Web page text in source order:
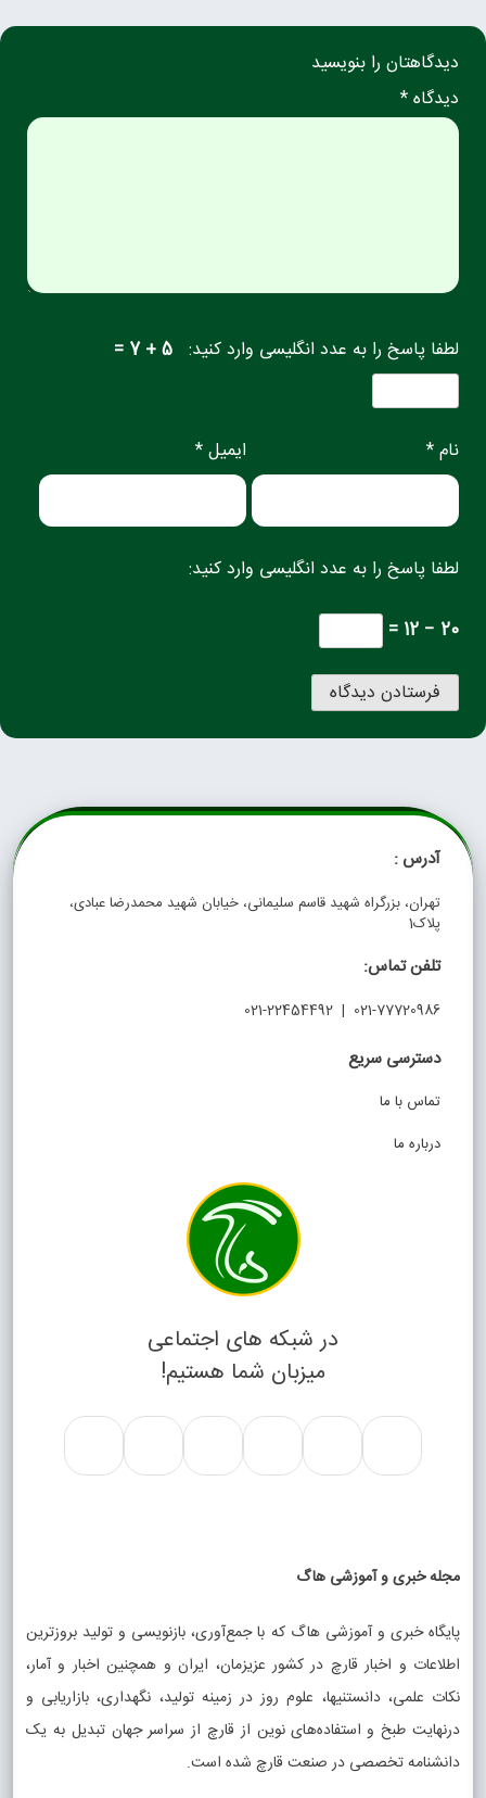
دیدگاهتان را بنویسید
دیدگاه *
لطفا پاسخ را به عدد انگلیسی وارد کنید: 5 + 7 =
نام * ایمیل *
لطفا پاسخ را به عدد انگلیسی وارد کنید:
20 − 12 =
آدرس :
تهران، بزرگراه شهید قاسم سلیمانی، خیابان شهید محمدرضا عبادی،
پلاک1
تلفن تماس:
021-77720986 | 021-22454492
دسترسی سریع
تماس با ما
درباره ما
در شبکه های اجتماعی
میزبان شما هستیم!
مجله خبری و آموزشی هاگ
پایگاه خبری و آموزشی هاگ که با جمع‌آوری، بازنویسی و تولید بروزترین
اطلاعات و اخبار قارچ در کشور عزیزمان، ایران و همچنین اخبار و آمار،
نکات علمی، دانستنیها، علوم روز در زمینه تولید، نگهداری، بازاریابی و
درنهایت طبخ و استفاده‌های نوین از قارچ از سراسر جهان تبدیل به یک
دانشنامه تخصصی در صنعت قارچ شده است.